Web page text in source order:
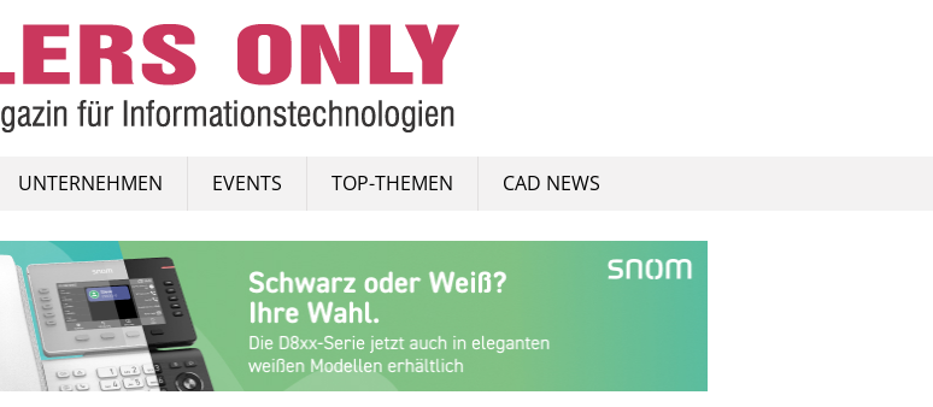
UNTERNEHMEN EVENTS TOP-THEMEN CAD NEWS